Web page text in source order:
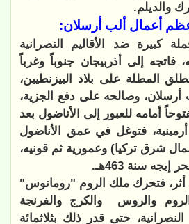
والديلم.
أعمال ألب أرسلان:
كبيرة ضد الأقاليم النصرانية
فاتجه إلى أذربيجان جنوباً وغرباً
المطلة على بلاد البيزنطيين،
وصالحه على دفع الجزية،
أمامه للعبور إلى الأناضول بعد
فتوغل في عمق الأناضول
شرق تركيا) وعمورية ثم قونيه،
سنة 463هـ.
أثر، فتحرك ملك الروم "رومانوس"
والروس
والكرج والفرنجة
حتى قدر ذلك بثلاثمائة